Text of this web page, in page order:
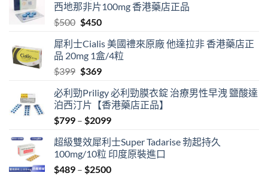
西地那非片100mg 香港藥店正品
$500 Original
was:
$500.
$450Current
is:
$450.
犀利士Cialis 美國禮來原廠 他達拉非 香港藥店正
品 20mg 1盒/4粒
$399 Original
was:
$399.
$369Current
is:
$369.
必利勁Priligy 必利勁膜衣錠 治療男性早洩 鹽酸達
泊西汀片【香港藥店正品】
$799 – $2099Price
$799
through
$2099
超級雙效犀利士Super Tadarise 勃起持久
100mg/10粒 印度原裝進口
$489 – $2500Price